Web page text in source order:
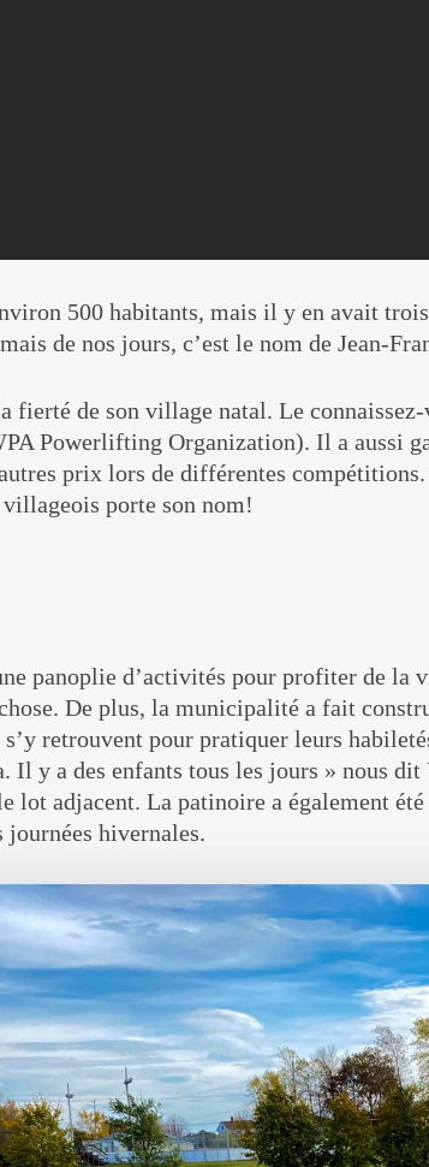
500 habitants, mais il y en avait
de nos jours, c’est le nom de Jean-
fierté de son village natal. Le
Powerlifting Organization). Il a aussi
prix lors de différentes
porte son nom!
panoplie d’activités pour profiter de la
De plus, la municipalité a fait
retrouvent pour pratiquer leurs
Il y a des enfants tous les jours » nous
lot adjacent. La patinoire a également
hivernales.